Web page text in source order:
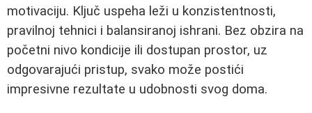
motivaciju. Ključ uspeha leži u konzistentnosti,
pravilnoj tehnici i balansiranoj ishrani. Bez obzira na
početni nivo kondicije ili dostupan prostor, uz
odgovarajući pristup, svako može postići
impresivne rezultate u udobnosti svog doma.